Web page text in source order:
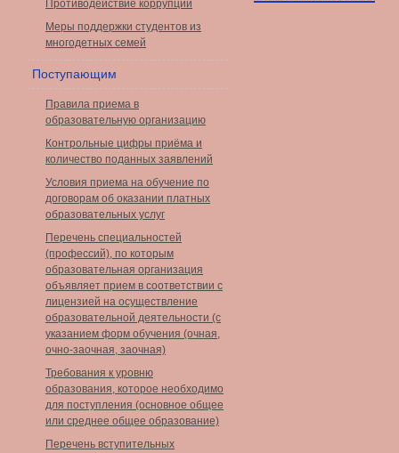
Противодействие коррупции
Меры поддержки студентов из
многодетных семей
Поступающим
Правила приема в
образовательную организацию
Контрольные цифры приёма и
количество поданных заявлений
Условия приема на обучение по
договорам об оказании платных
образовательных услуг
Перечень специальностей
(профессий), по которым
образовательная организация
объявляет прием в соответствии с
лицензией на осуществление
образовательной деятельности (с
указанием форм обучения (очная,
очно-заочная, заочная)
Требования к уровню
образования, которое необходимо
для поступления (основное общее
или среднее общее образование)
Перечень вступительных